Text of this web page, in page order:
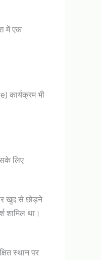
में एक
कार्यक्रम भी
लिए
खुद से छोड़ने
शामिल था।
स्थान पर